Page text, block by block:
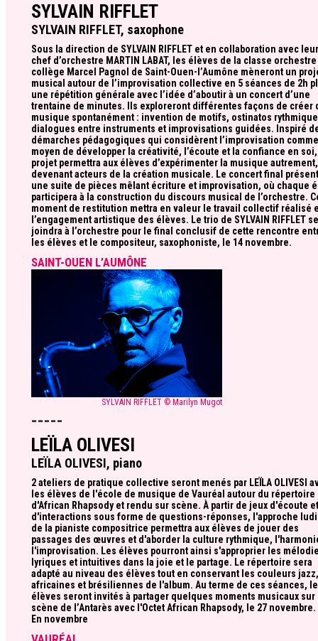
SYLVAIN RIFFLET
SYLVAIN RIFFLET, saxophone
Sous la direction de SYLVAIN RIFFLET et en collaboration avec leur
chef d’orchestre MARTIN LABAT, les élèves de la classe
collège Marcel Pagnol de Saint-Ouen-l’Aumône mèneront un
musical autour de l’improvisation collective en 5 séances de 2h
une répétition générale avec l’idée d’aboutir à un concert d’une
trentaine de minutes. Ils exploreront différentes façons de créer
musique spontanément : invention de motifs, ostinatos
dialogues entre instruments et improvisations guidées. Inspiré
démarches pédagogiques qui considèrent l’improvisation
moyen de développer la créativité, l’écoute et la confiance en
projet permettra aux élèves d’expérimenter la musique
devenant acteurs de la création musicale. Le concert final
une suite de pièces mêlant écriture et improvisation, où chaque
participera à la construction du discours musical de l’orchestre.
moment de restitution mettra en valeur le travail collectif réalisé
l’engagement artistique des élèves. Le trio de SYLVAIN RIFFLET se
joindra à l’orchestre pour le final conclusif de cette rencontre
les élèves et le compositeur, saxophoniste, le 14 novembre.
SAINT-OUEN L’AUMÔNE
SYLVAIN RIFFLET © Marilyn Mugot
-----
LEÏLA OLIVESI
LEÏLA OLIVESI, piano
2 ateliers de pratique collective seront menés par LEÏLA OLIVESI
les élèves de l'école de musique de Vauréal autour du répertoire
d'African Rhapsody et rendu sur scène. À partir de jeux d'écoute et
d'interactions sous forme de questions-réponses, l'approche
de la pianiste compositrice permettra aux élèves de jouer des
passages des œuvres et d'aborder la culture rythmique,
l'improvisation. Les élèves pourront ainsi s'approprier les
lyriques et intuitives dans la joie et le partage. Le répertoire sera
adapté au niveau des élèves tout en conservant les couleurs jazz,
africaines et brésiliennes de l'album. Au terme de ces séances,
élèves seront invités à partager quelques moments musicaux sur
scène de l’Antarès avec l'Octet African Rhapsody, le 27 novembre.
En novembre